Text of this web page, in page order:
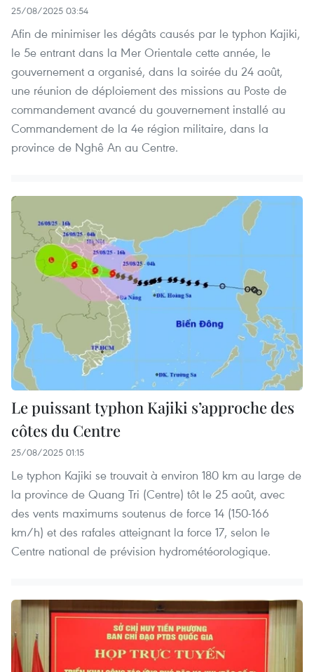
25/08/2025 03:54
Afin de minimiser les dégâts causés par le typhon Kajiki,
le 5e entrant dans la Mer Orientale cette année, le
gouvernement a organisé, dans la soirée du 24 août,
une réunion de déploiement des missions au Poste de
commandement avancé du gouvernement installé au
Commandement de la 4e région militaire, dans la
province de Nghê An au Centre.
Le puissant typhon Kajiki s’approche des
côtes du Centre
25/08/2025 01:15
Le typhon Kajiki se trouvait à environ 180 km au large de
la province de Quang Tri (Centre) tôt le 25 août, avec
des vents maximums soutenus de force 14 (150-166
km/h) et des rafales atteignant la force 17, selon le
Centre national de prévision hydrométéorologique.